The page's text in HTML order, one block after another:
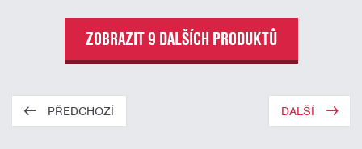
ZOBRAZIT 9 DALŠÍCH PRODUKTŮ
PŘEDCHOZÍ DALŠÍ